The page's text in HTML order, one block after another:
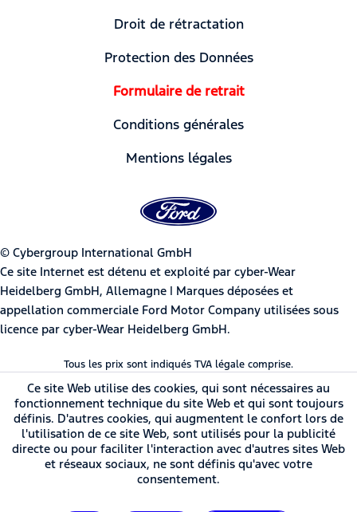
Droit de rétractation
Protection des Données
Formulaire de retrait
Conditions générales
Mentions légales
© Cybergroup International GmbH
Ce site Internet est détenu et exploité par cyber-Wear
Heidelberg GmbH, Allemagne | Marques déposées et
appellation commerciale Ford Motor Company utilisées sous
licence par cyber-Wear Heidelberg GmbH.
Tous les prix sont indiqués TVA légale comprise.
Ce site Web utilise des cookies, qui sont nécessaires au
fonctionnement technique du site Web et qui sont toujours
définis. D'autres cookies, qui augmentent le confort lors de
l'utilisation de ce site Web, sont utilisés pour la publicité
directe ou pour faciliter l'interaction avec d'autres sites Web
et réseaux sociaux, ne sont définis qu'avec votre
consentement.